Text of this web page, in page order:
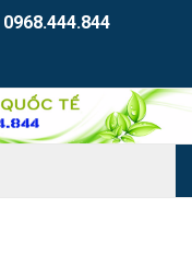
0968.444.844